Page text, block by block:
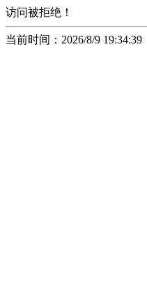
访问被拒绝！
当前时间：2026/8/9 19:34:39